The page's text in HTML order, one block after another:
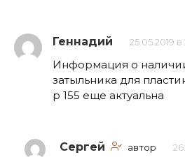
Геннадий 25.05.2019 в
Информация о
затыльника для
р 155 еще актуальна
Сергей автор